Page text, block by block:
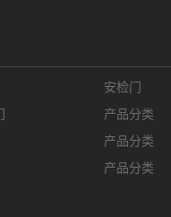
安检门
产品分类
产品分类
产品分类